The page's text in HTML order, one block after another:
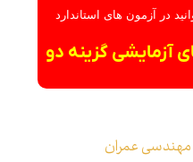
در آزمون های استاندارد
آزمایشی گزینه دو
عمران